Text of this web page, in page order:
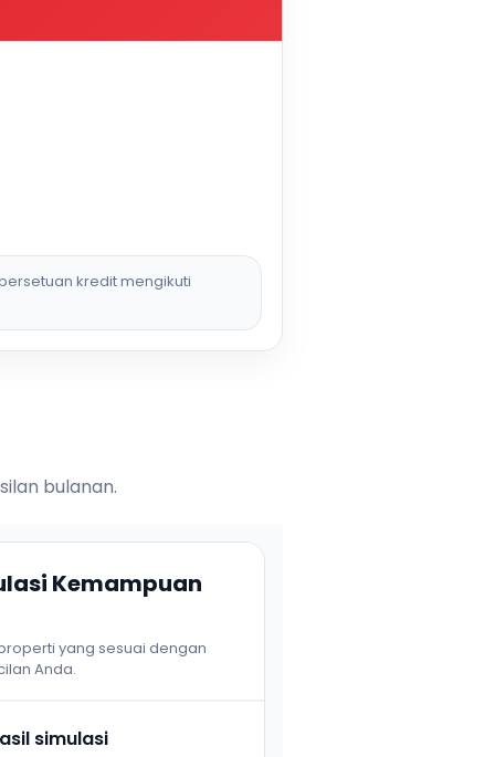
kredit mengikuti
bulanan.
Kemampuan
yang sesuai dengan
Anda.
simulasi